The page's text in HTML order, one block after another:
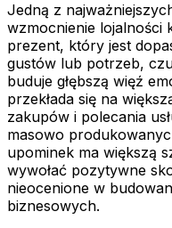
Jedną z
wzmocnienie lojalności
prezent, który jest
gustów lub potrzeb,
buduje głębszą więź
przekłada się na
zakupów i polecania
masowo
upominek ma większą
wywołać pozytywne
nieocenione w
biznesowych.